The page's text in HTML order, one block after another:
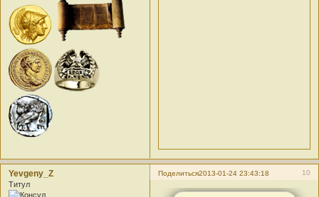
Поделиться 10
2013-01-24 23:43:18
Yevgeny_Z
Титул